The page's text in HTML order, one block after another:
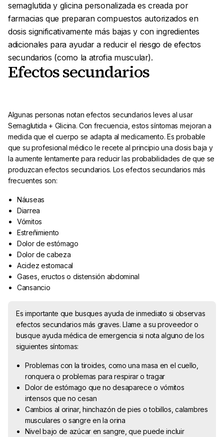
semaglutida y glicina personalizada es creada por
farmacias que preparan compuestos autorizados en
dosis significativamente más bajas y con ingredientes
adicionales para ayudar a reducir el riesgo de efectos
secundarios (como la atrofia muscular).
Efectos secundarios
Algunas personas notan efectos secundarios leves al usar
Semaglutida + Glicina. Con frecuencia, estos síntomas mejoran a
medida que el cuerpo se adapta al medicamento. Es probable
que su profesional médico le recete al principio una dosis baja y
la aumente lentamente para reducir las probabilidades de que se
produzcan efectos secundarios. Los efectos secundarios más
frecuentes son:
Náuseas
Diarrea
Vómitos
Estreñimiento
Dolor de estómago
Dolor de cabeza
Acidez estomacal
Gases, eructos o distensión abdominal
Cansancio
Es importante que busques ayuda de inmediato si observas
efectos secundarios más graves. Llame a su proveedor o
busque ayuda médica de emergencia si nota alguno de los
siguientes síntomas:
Problemas con la tiroides, como una masa en el cuello,
ronquera o problemas para respirar o tragar
Dolor de estómago que no desaparece o vómitos
intensos que no cesan
Cambios al orinar, hinchazón de pies o tobillos, calambres
musculares o sangre en la orina
Nivel bajo de azúcar en sangre, que puede incluir